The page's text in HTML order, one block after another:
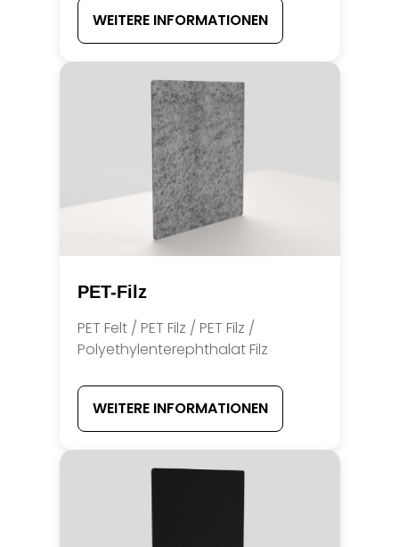
WEITERE INFORMATIONEN
PET-Filz
PET Felt / PET Filz / PET Filz /
Polyethylenterephthalat Filz
WEITERE INFORMATIONEN